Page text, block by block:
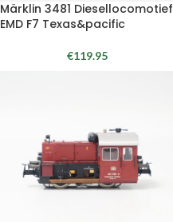
Märklin 3481 Diesellocomotief
EMD F7 Texas&pacific
€119.95